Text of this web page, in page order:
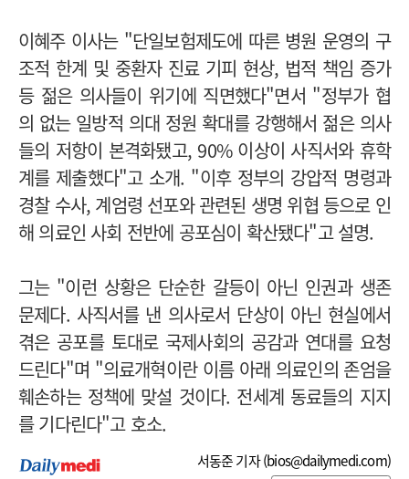
이혜주 이사는 "단일보험제도에 따른 병원 운영의 구
조적 한계 및 중환자 진료 기피 현상, 법적 책임 증가
등 젊은 의사들이 위기에 직면했다"면서 "정부가 협
의 없는 일방적 의대 정원 확대를 강행해서 젊은 의사
들의 저항이 본격화됐고, 90% 이상이 사직서와 휴학
계를 제출했다"고 소개. "이후 정부의 강압적 명령과
경찰 수사, 계엄령 선포와 관련된 생명 위협 등으로 인
해 의료인 사회 전반에 공포심이 확산됐다"고 설명.
그는 "이런 상황은 단순한 갈등이 아닌 인권과 생존
문제다. 사직서를 낸 의사로서 단상이 아닌 현실에서
겪은 공포를 토대로 국제사회의 공감과 연대를 요청
드린다"며 "의료개혁이란 이름 아래 의료인의 존엄을
훼손하는 정책에 맞설 것이다. 전세계 동료들의 지지
를 기다린다"고 호소.
서동준 기자 (bios@dailymedi.com)